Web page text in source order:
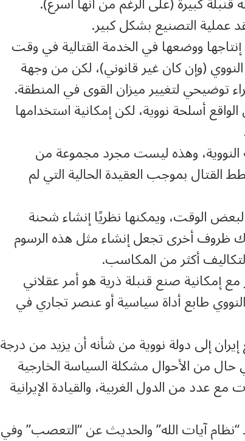
التصنيع بشكل كبير.
ووضعها في الخدمة القتالية في وقت
(وإن كان غير قانوني)، لكن من وجهة
توضيحي لتغيير ميزان القوى في المنطقة.
أسلحة نووية، لكن إمكانية استخدامها
النووية، وهذه ليست مجرد مجموعة من
بموجب العقيدة الحالية التي لم
الوقت، ويمكنها نظريًا إنشاء شحنة
ظروف أخرى تجعل إنشاء مثل هذه الرسوم
أكثر من المكاسب.
إمكانية صنع قنبلة ذرية هو أمر عقلاني
طابع أداة سياسية أو عنصر تجاري في
إلى دولة نووية من شأنه أن يزيد من درجة
حال من الأحوال مشكلة السياسة الخارجية
عدد من الدول الغربية، والقيادة الإيرانية
“نظام آيات الله” والحديث عن “التعصب” وفي